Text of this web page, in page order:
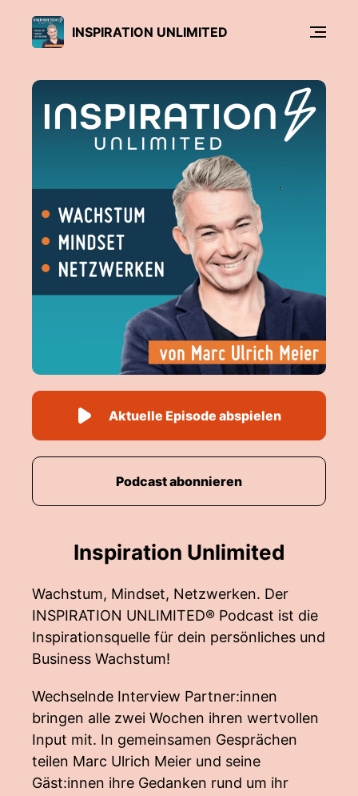
INSPIRATION UNLIMITED
Inspiration Unlimited
Wachstum, Mindset, Netzwerken. Der
INSPIRATION UNLIMITED® Podcast ist die
Inspirationsquelle für dein persönliches und
Business Wachstum!
Wechselnde Interview Partner:innen
bringen alle zwei Wochen ihren wertvollen
Input mit. In gemeinsamen Gesprächen
teilen Marc Ulrich Meier und seine
Gäst:innen ihre Gedanken rund um ihr
Aktuelle Episode abspielen
Podcast abonnieren